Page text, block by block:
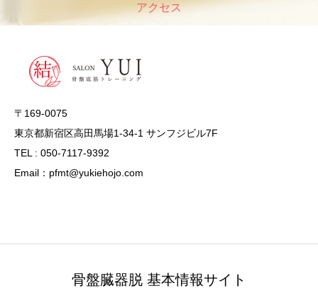
アクセス
〒169-0075
東京都新宿区高田馬場1-34-1 サンフジビル7F
TEL : 050-7117-9392
Email：pfmt@yukiehojo.com
骨盤臓器脱 基本情報サイト